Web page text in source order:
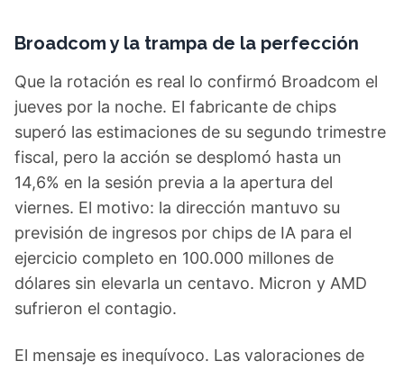
Broadcom y la trampa de la perfección
Que la rotación es real lo confirmó Broadcom el
jueves por la noche. El fabricante de chips
superó las estimaciones de su segundo trimestre
fiscal, pero la acción se desplomó hasta un
14,6% en la sesión previa a la apertura del
viernes. El motivo: la dirección mantuvo su
previsión de ingresos por chips de IA para el
ejercicio completo en 100.000 millones de
dólares sin elevarla un centavo. Micron y AMD
sufrieron el contagio.
El mensaje es inequívoco. Las valoraciones de